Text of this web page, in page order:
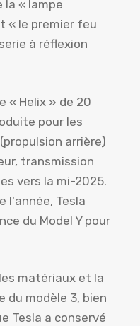
la « lampe
« le premier feu
à réflexion
« Helix » de 20
pour les
arrière)
transmission
vers la mi-2025.
l'année, Tesla
du Model Y pour
matériaux et la
du modèle 3, bien
Tesla a conservé